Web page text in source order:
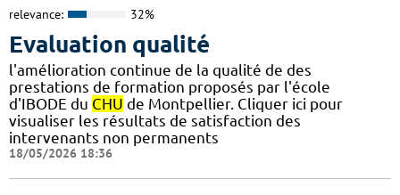
relevance: 32%
Evaluation qualité
l'amélioration continue de la qualité de des
prestations de formation proposés par l'école
d'IBODE du CHU de Montpellier. Cliquer ici pour
visualiser les résultats de satisfaction des
intervenants non permanents
18/05/2026 18:36